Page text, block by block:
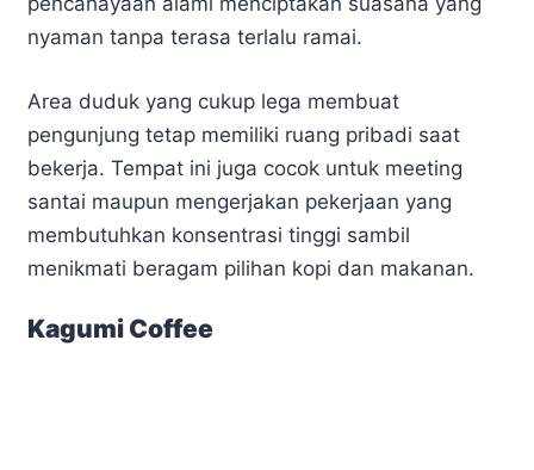
nyaman tanpa terasa terlalu ramai.
Area duduk yang cukup lega membuat
pengunjung tetap memiliki ruang pribadi saat
bekerja. Tempat ini juga cocok untuk meeting
santai maupun mengerjakan pekerjaan yang
membutuhkan konsentrasi tinggi sambil
menikmati beragam pilihan kopi dan makanan.
Kagumi Coffee